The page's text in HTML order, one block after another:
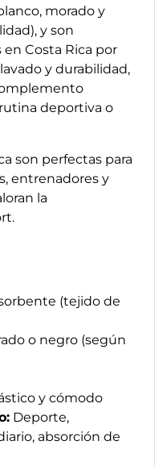
morado y
y son
Costa Rica por
y durabilidad,
deportiva o
son perfectas para
entrenadores y
la
(tejido de
o negro (según
y cómodo
Deporte,
absorción de